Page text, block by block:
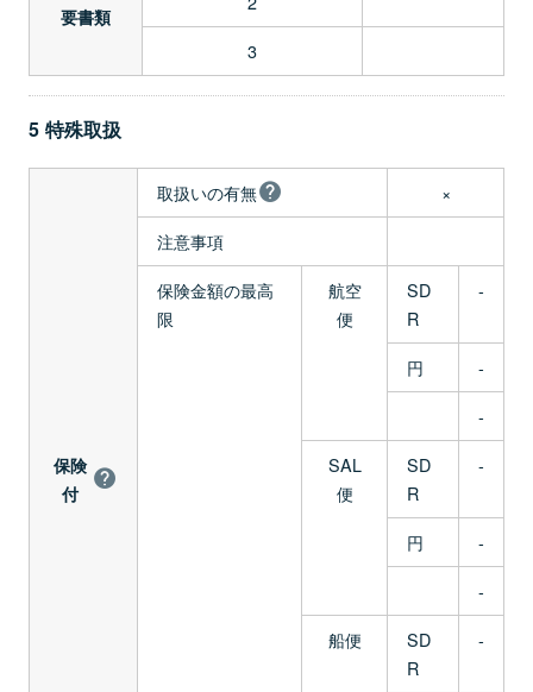
要書類
3
5 特殊取扱
保険
付
取扱いの有無
×
注意事項
保険金額の最高
限
航空
便
SD
R
-
円
-
-
SAL
便
SD
R
-
円
-
-
船便
SD
R
-